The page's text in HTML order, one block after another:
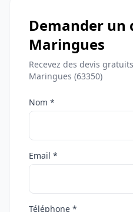
Demander un
Maringues
Recevez des devis
Maringues (63350)
Nom *
Email *
Téléphone *